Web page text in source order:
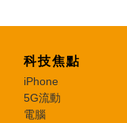
科技焦點
iPhone
5G流動
電腦